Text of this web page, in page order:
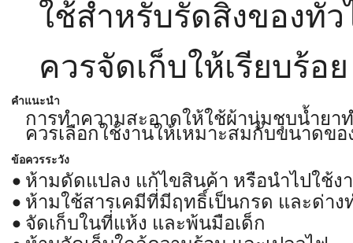
ใช้สำหรับรัดสิ่งของทั่ว
ควรจัดเก็บให้เรียบร้อ
คำแนะนำ
การทำความสะอาดให้ใช้ผ้านุ่มชุบน้ำยา
ควรเลือกใช้งานให้เหมาะสมกับขนาดขอ
ข้อควรระวัง
ห้ามดัดแปลง แก้ไขสินค้า หรือนำไปใช้ง
ห้ามใช้สารเคมีที่มีฤทธิ์เป็นกรด และด่าง
จัดเก็บในที่แห้ง และพ้นมือเด็ก